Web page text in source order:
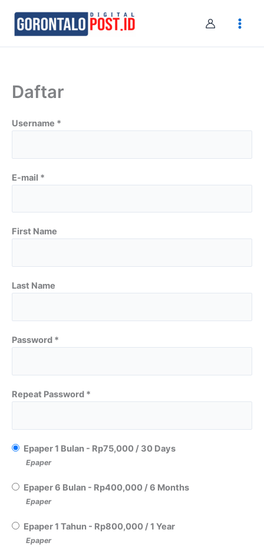
content
Daftar
Username *
E-mail *
First Name
Last Name
Password *
Repeat Password *
Epaper 1 Bulan - Rp75,000/ 30 Days
Epaper
Epaper 6 Bulan - Rp400,000/6 Months
Epaper
Epaper 1 Tahun - Rp800,000/1 Year
Epaper